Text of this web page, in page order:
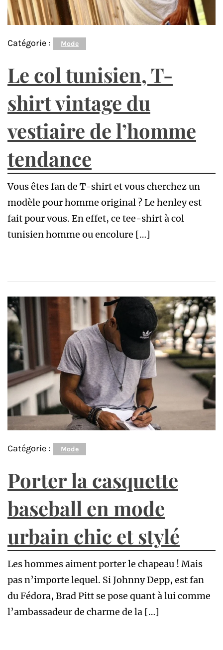
Catégorie : Mode
Le col tunisien, T-
shirt vintage du
vestiaire de l’homme
tendance
Vous êtes fan de T-shirt et vous cherchez un
modèle pour homme original ? Le henley est
fait pour vous. En effet, ce tee-shirt à col
tunisien homme ou encolure […]
Catégorie : Mode
Porter la casquette
baseball en mode
urbain chic et stylé
Les hommes aiment porter le chapeau ! Mais
pas n’importe lequel. Si Johnny Depp, est fan
du Fédora, Brad Pitt se pose quant à lui comme
l’ambassadeur de charme de la […]